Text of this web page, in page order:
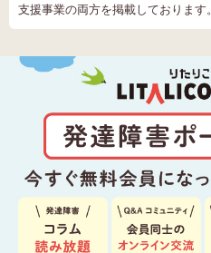
支援事業の両方を掲載しております。